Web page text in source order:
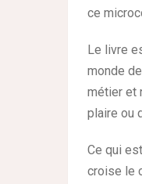
ce
Le livre
monde
métier et
plaire ou
Ce qui
croise le